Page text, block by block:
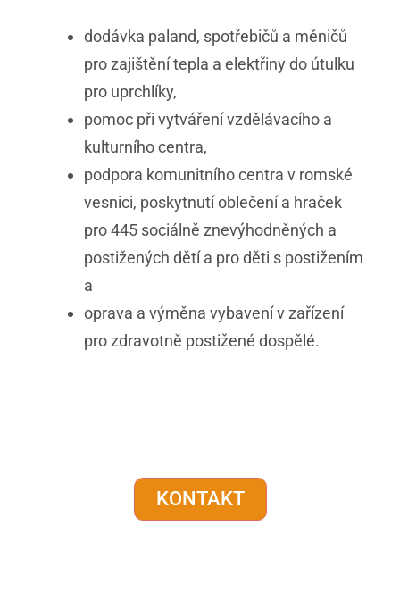
dodávka paland, spotřebičů a měničů
pro zajištění tepla a elektřiny do útulku
pro uprchlíky,
pomoc při vytváření vzdělávacího a
kulturního centra,
podpora komunitního centra v romské
vesnici, poskytnutí oblečení a hraček
pro 445 sociálně znevýhodněných a
postižených dětí a pro děti s postižením
a
oprava a výměna vybavení v zařízení
pro zdravotně postižené dospělé.
KONTAKT